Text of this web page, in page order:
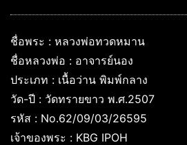
ชื่อพระ : หลวงพ่อทวดหมาน
ชื่อหลวงพ่อ : อาจารย์นอง
ประเภท : เนื้อว่าน พิมพ์กลาง
วัด-ปี : วัดทรายขาว พ.ศ.2507
รหัส : No.62/09/03/26595
เจ้าของพระ : KBG IPOH